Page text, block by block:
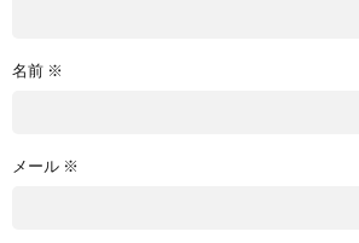
名前 ※
メール ※